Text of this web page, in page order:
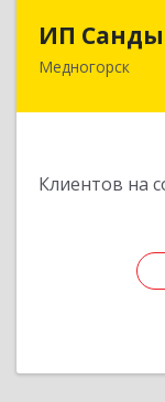
ИП
Медногорск
Клиентов на